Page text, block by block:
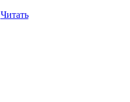
Читать